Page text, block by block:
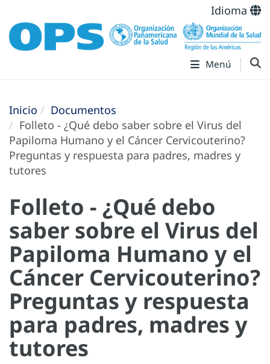
Idioma
Menú
Inicio
Documentos
Folleto - ¿Qué debo saber sobre el Virus del
Papiloma Humano y el Cáncer Cervicouterino?
Preguntas y respuesta para padres­, madres y
tutores
Folleto - ¿Qué debo
saber sobre el Virus del
Papiloma Humano y el
Cáncer Cervicouterino?
Preguntas y respuesta
para padres­, madres y
tutores